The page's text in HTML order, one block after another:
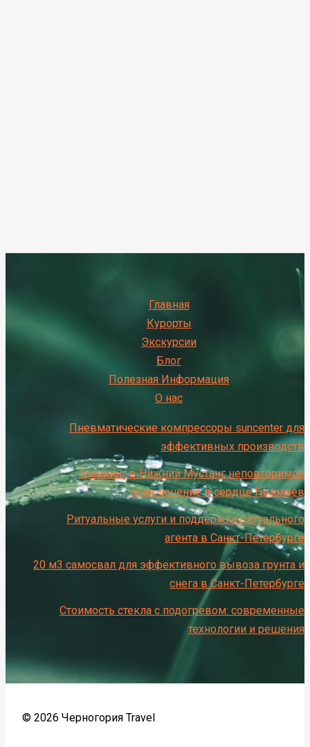
Главная
Курорты
Экскурсии
Блог
Полезная Информация
О нас
Пневматические компрессоры suncenter для
эффективных производств
Треккинг в Нижний Мустанг неповторимое
приключение в сердце Гималаев
Ритуальные услуги и поддержка ритуального
агента в Санкт-Петербурге
20 м3 самосвал для эффективного вывоза грунта и
снега в Санкт-Петербурге
Стоимость стекла с подогревом: современные
технологии и решения
© 2026 Черногория Travel